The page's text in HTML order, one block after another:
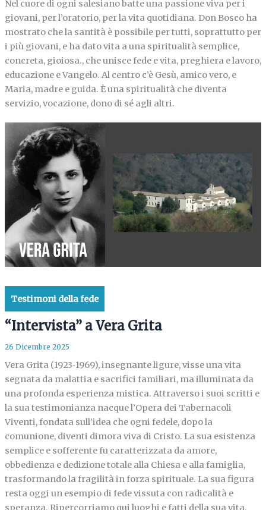
Nel cuore di ogni salesiano batte una passione viva per i
giovani, per l’oratorio, per la vita quotidiana. Don Bosco ha
mostrato che la santità è possibile per tutti, soprattutto per
i più giovani, e ha dato vita a una spiritualità semplice,
concreta, gioiosa., che unisce fede e vita, preghiera e lavoro,
educazione e Vangelo. Al centro c’è Gesù, amico vero, e
Maria, madre e guida. È una spiritualità che diventa
servizio, vocazione, dono di sé agli altri.
Testimoni della fede
“Intervista” a Vera Grita
26 Dicembre 2025
Vera Grita (1923‑1969), insegnante ligure, visse una vita
segnata da malattia e sacrifici familiari, ma illuminata da
una profonda esperienza mistica. Attraverso i suoi scritti e
la sua testimonianza nacque l’Opera dei Tabernacoli
Viventi, fondata sull’idea che ogni fedele, dopo la
comunione, diventi dimora viva di Cristo. La sua esistenza
semplice e sofferente fu caratterizzata da amore,
obbedienza e dedizione totale alla Chiesa e alla famiglia,
trasformando la fragilità in forza spirituale. La sua figura
resta oggi un esempio di fede vissuta con radicalità e
speranza. Ripercorriamo qui luoghi e fatti della sua vita.